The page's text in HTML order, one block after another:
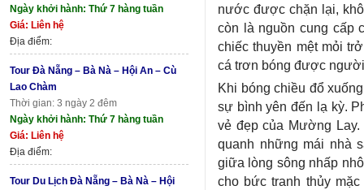
Ngày khởi hành: Thứ 7 hàng tuần
Giá: Liên hệ
Địa điểm:
Tour Đà Nẵng – Bà Nà – Hội An – Cù
Lao Chàm
Thời gian: 3 ngày 2 đêm
Ngày khởi hành: Thứ 7 hàng tuần
Giá: Liên hệ
Địa điểm:
Tour Du Lịch Đà Nẵng – Bà Nà – Hội
nước được chặn lại,
còn là nguồn cung cấp
chiếc thuyền mệt mỏi
cá trơn bóng được
Khi bóng chiều đổ
sự bình yên đến lạ kỳ.
vẻ đẹp của Mường
quanh những mái nhà
giữa lòng sông nhấp
cho bức tranh thủy